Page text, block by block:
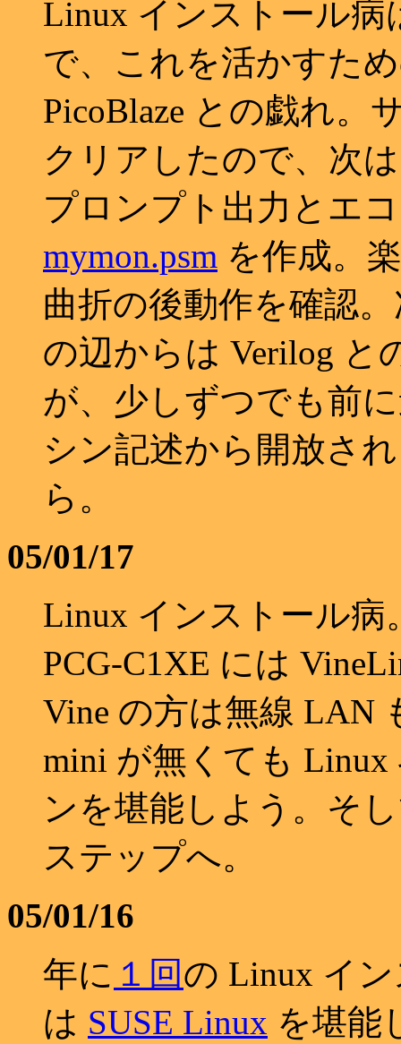
Linux インストール
で、これを活かすた
PicoBlaze との戯れ。
クリアしたので、次
プロンプト出力とエ
mymon.psm を作成。
曲折の後動作を確認
の辺からは Verilog と
が、少しずつでも前
シン記述から開放さ
ら。
05/01/17
Linux インストール病
PCG-C1XE には
Vine の方は無線 LAN
mini が無くても
ンを堪能しよう。そ
ステップへ。
05/01/16
年に １ 回の Linux イ
は SUSE Linux を堪能